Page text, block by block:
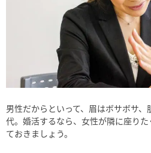
男性だからといって、眉はボサボサ
代。婚活するなら、女性が隣に座り
ておきましょう。